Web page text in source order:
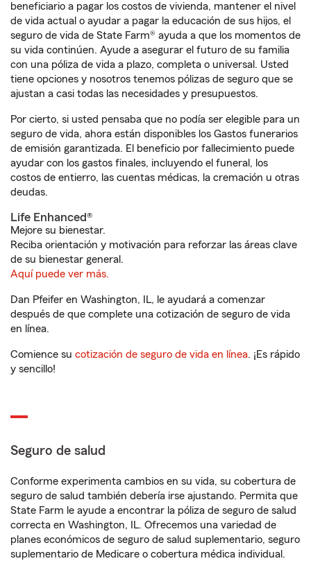
beneficiario a pagar los costos de vivienda, mantener el nivel
de vida actual o ayudar a pagar la educación de sus hijos, el
seguro de vida de State Farm® ayuda a que los momentos de
su vida continúen. Ayude a asegurar el futuro de su familia
con una póliza de vida a plazo, completa o universal. Usted
tiene opciones y nosotros tenemos pólizas de seguro que se
ajustan a casi todas las necesidades y presupuestos.
Por cierto, si usted pensaba que no podía ser elegible para un
seguro de vida, ahora están disponibles los Gastos funerarios
de emisión garantizada. El beneficio por fallecimiento puede
ayudar con los gastos finales, incluyendo el funeral, los
costos de entierro, las cuentas médicas, la cremación u otras
deudas.
Life Enhanced®
Mejore su bienestar.
Reciba orientación y motivación para reforzar las áreas clave
de su bienestar general.
Aquí puede ver más.
Dan Pfeifer en Washington, IL, le ayudará a comenzar
después de que complete una cotización de seguro de vida
en línea.
Comience su cotización de seguro de vida en línea. ¡Es rápido
y sencillo!
Seguro de salud
Conforme experimenta cambios en su vida, su cobertura de
seguro de salud también debería irse ajustando. Permita que
State Farm le ayude a encontrar la póliza de seguro de salud
correcta en Washington, IL. Ofrecemos una variedad de
planes económicos de seguro de salud suplementario, seguro
suplementario de Medicare o cobertura médica individual.